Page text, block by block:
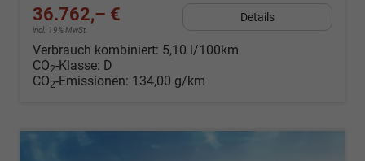
36.762,– €
incl. 19% MwSt.
Details
Verbrauch kombiniert: 5,10 l/100km
CO2-Klasse: D
CO2-Emissionen: 134,00 g/km